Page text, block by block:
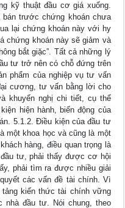
kỹ thuật đầu cơ giá xuống.
trước chứng khoán chưa
lại chứng khoán này với hy
chứng khoán này sẽ giảm và
bắt giặc”. Tất cả những lý
tư trở nên có chỗ đứng trên
phẩm của nghiệp vụ tư vấn
cương, tư vấn bằng lời cho
khuyến nghị chi tiết, cụ thể
hiện hành, biến động của
5.1.2. Điều kiện của đầu tư
một khoa học và cũng là một
hàng, điều quan trọng là
tư, phải thấy được cơ hội
phải tìm ra được nhiều giải
các vấn đề tài chính. Vì
tảng kiến thức tài chính vững
đầu tư. Nói chung, theo